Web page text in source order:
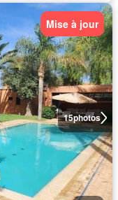
15photos
Mise à jour